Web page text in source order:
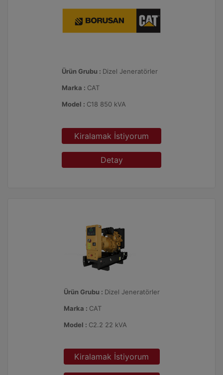
Ürün Grubu : Dizel Jeneratörler
Marka : CAT
Model : C18 850 kVA
Kiralamak İstiyorum
Detay
Ürün Grubu : Dizel Jeneratörler
Marka : CAT
Model : C2.2 22 kVA
Kiralamak İstiyorum